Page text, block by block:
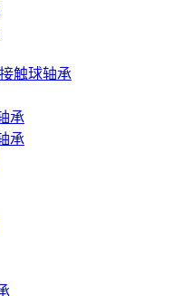
触球轴承
承
承